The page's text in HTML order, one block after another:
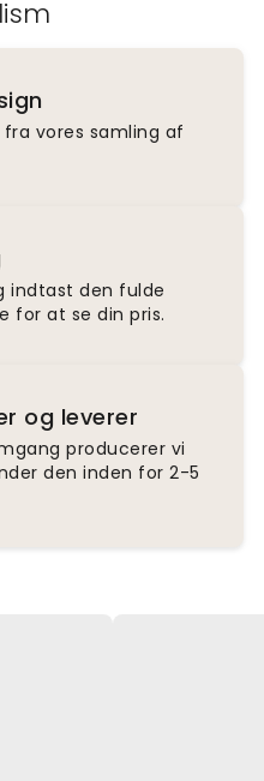
vores samling af
indtast den fulde
for at se din pris.
og leverer
producerer vi
den inden for 2-5